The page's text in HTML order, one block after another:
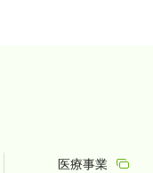
医療事業